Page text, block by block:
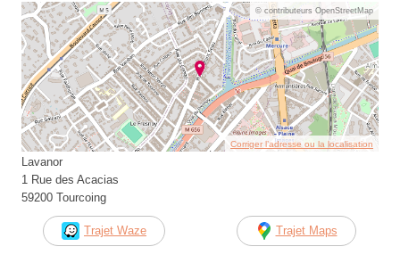
© contributeurs OpenStreetMap
Corriger l’adresse ou la localisation
Lavanor
1 Rue des Acacias
59200 Tourcoing
Trajet Waze Trajet Maps